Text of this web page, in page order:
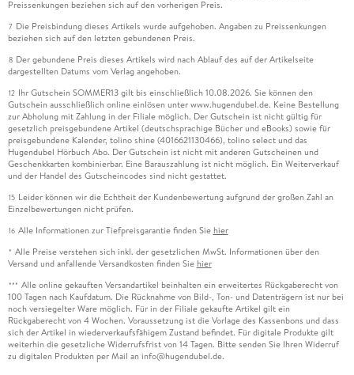
Preissenkungen beziehen sich auf den vorherigen Preis.
7 Die Preisbindung dieses Artikels wurde aufgehoben. Angaben zu Preissenkungen
beziehen sich auf den letzten gebundenen Preis.
8 Der gebundene Preis dieses Artikels wird nach Ablauf des auf der Artikelseite
dargestellten Datums vom Verlag angehoben.
12 Ihr Gutschein SOMMER13 gilt bis einschließlich 10.08.2026. Sie können den
Gutschein ausschließlich online einlösen unter www.hugendubel.de. Keine Bestellung
zur Abholung mit Zahlung in der Filiale möglich. Der Gutschein ist nicht gültig für
gesetzlich preisgebundene Artikel (deutschsprachige Bücher und eBooks) sowie für
preisgebundene Kalender, tolino shine (4016621130466), tolino select und das
Hugendubel Hörbuch Abo. Der Gutschein ist nicht mit anderen Gutscheinen und
Geschenkkarten kombinierbar. Eine Barauszahlung ist nicht möglich. Ein Weiterverkauf
und der Handel des Gutscheincodes sind nicht gestattet.
15 Leider können wir die Echtheit der Kundenbewertung aufgrund der großen Zahl an
Einzelbewertungen nicht prüfen.
16 Alle Informationen zur Tiefpreisgarantie finden Sie hier
* Alle Preise verstehen sich inkl. der gesetzlichen MwSt. Informationen über den
Versand und anfallende Versandkosten finden Sie hier
*** Alle online gekauften Versandartikel beinhalten ein erweitertes Rückgaberecht von
100 Tagen nach Kaufdatum. Die Rücknahme von Bild-, Ton- und Datenträgern ist nur bei
noch versiegelter Ware möglich. Für in der Filiale gekaufte Artikel gilt ein
Rückgaberecht von 4 Wochen. Voraussetzung ist die Vorlage des Kassenbons und dass
sich der Artikel in wiederverkaufsfähigem Zustand befindet. Für digitale Produkte gilt
weiterhin die gesetzliche Widerrufsfrist von 14 Tagen. Bitte senden Sie Ihren Widerruf
zu digitalen Produkten per Mail an info@hugendubel.de.